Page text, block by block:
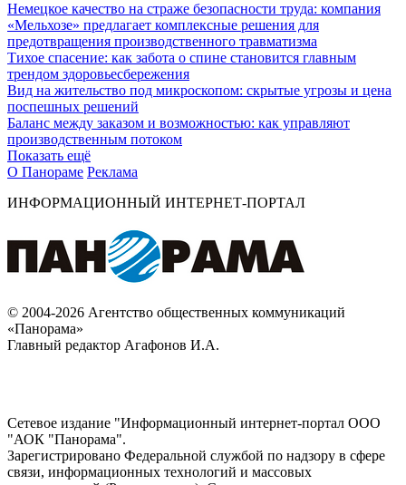
Немецкое качество на страже безопасности труда: компания
«Мельхозе» предлагает комплексные решения для
предотвращения производственного травматизма
Тихое спасение: как забота о спине становится главным
трендом здоровьесбережения
Вид на жительство под микроскопом: скрытые угрозы и цена
поспешных решений
Баланс между заказом и возможностью: как управляют
производственным потоком
Показать ещё
О Панораме Реклама
ИНФОРМАЦИОННЫЙ ИНТЕРНЕТ-ПОРТАЛ
© 2004-2026 Агентство общественных коммуникаций
«Панорама»
Главный редактор Агафонов И.А.
Сетевое издание "Информационный интернет-портал ООО
"АОК "Панорама".
Зарегистрировано Федеральной службой по надзору в сфере
связи, информационных технологий и массовых